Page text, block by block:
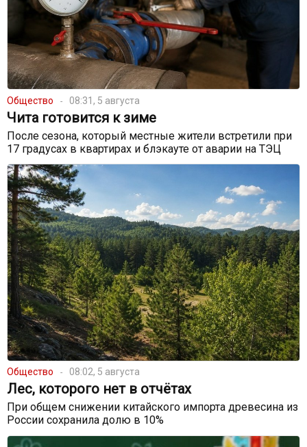
Общество 08:31, 5 августа
Чита готовится к зиме
После сезона, который местные жители встретили при
17 градусах в квартирах и блэкауте от аварии на ТЭЦ
Общество 08:02, 5 августа
Лес, которого нет в отчётах
При общем снижении китайского импорта древесина из
России сохранила долю в 10%